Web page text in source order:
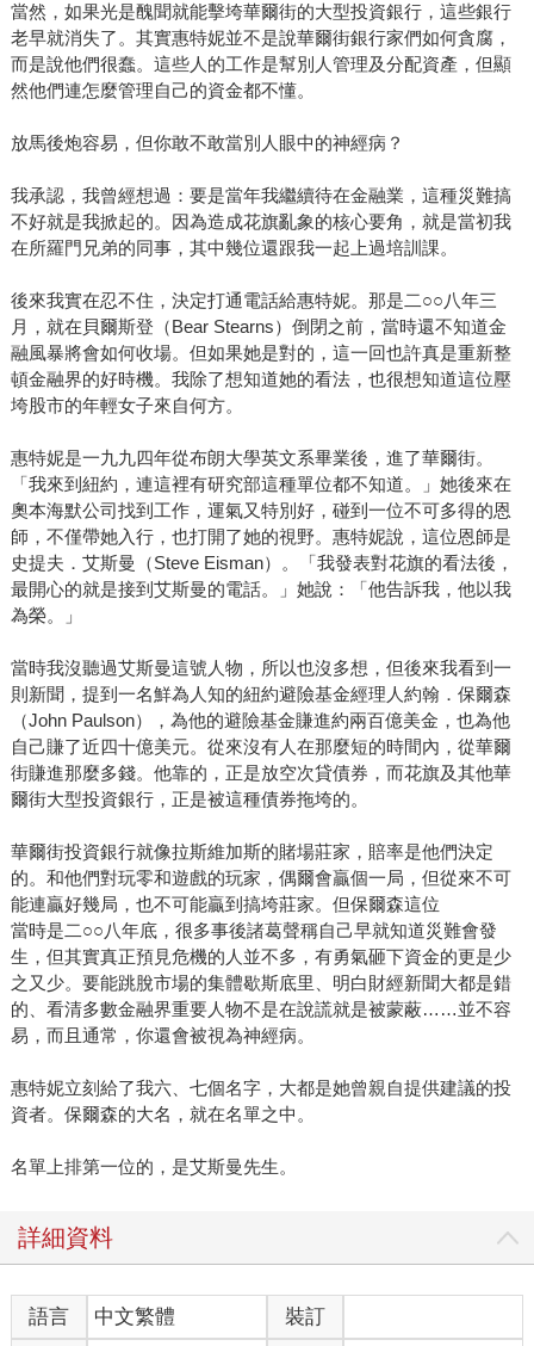
當然，如果光是醜聞就能擊垮華爾街的大型投資銀行，這些銀行
老早就消失了。其實惠特妮並不是說華爾街銀行家們如何貪腐，
而是說他們很蠢。這些人的工作是幫別人管理及分配資產，但顯
然他們連怎麼管理自己的資金都不懂。
放馬後炮容易，但你敢不敢當別人眼中的神經病？
我承認，我曾經想過：要是當年我繼續待在金融業，這種災難搞
不好就是我掀起的。因為造成花旗亂象的核心要角，就是當初我
在所羅門兄弟的同事，其中幾位還跟我一起上過培訓課。
後來我實在忍不住，決定打通電話給惠特妮。那是二○○八年三
月，就在貝爾斯登（Bear Stearns）倒閉之前，當時還不知道金
融風暴將會如何收場。但如果她是對的，這一回也許真是重新整
頓金融界的好時機。我除了想知道她的看法，也很想知道這位壓
垮股市的年輕女子來自何方。
惠特妮是一九九四年從布朗大學英文系畢業後，進了華爾街。
「我來到紐約，連這裡有研究部這種單位都不知道。」她後來在
奧本海默公司找到工作，運氣又特別好，碰到一位不可多得的恩
師，不僅帶她入行，也打開了她的視野。惠特妮說，這位恩師是
史提夫．艾斯曼（Steve Eisman）。「我發表對花旗的看法後，
最開心的就是接到艾斯曼的電話。」她說：「他告訴我，他以我
為榮。」
當時我沒聽過艾斯曼這號人物，所以也沒多想，但後來我看到一
則新聞，提到一名鮮為人知的紐約避險基金經理人約翰．保爾森
（John Paulson），為他的避險基金賺進約兩百億美金，也為他
自己賺了近四十億美元。從來沒有人在那麼短的時間內，從華爾
街賺進那麼多錢。他靠的，正是放空次貸債券，而花旗及其他華
爾街大型投資銀行，正是被這種債券拖垮的。
華爾街投資銀行就像拉斯維加斯的賭場莊家，賠率是他們決定
的。和他們對玩零和遊戲的玩家，偶爾會贏個一局，但從來不可
能連贏好幾局，也不可能贏到搞垮莊家。但保爾森這位
當時是二○○八年底，很多事後諸葛聲稱自己早就知道災難會發
生，但其實真正預見危機的人並不多，有勇氣砸下資金的更是少
之又少。要能跳脫市場的集體歇斯底里、明白財經新聞大都是錯
的、看清多數金融界重要人物不是在說謊就是被蒙蔽……並不容
易，而且通常，你還會被視為神經病。
惠特妮立刻給了我六、七個名字，大都是她曾親自提供建議的投
資者。保爾森的大名，就在名單之中。
名單上排第一位的，是艾斯曼先生。
詳細資料
語言 中文繁體
裝訂